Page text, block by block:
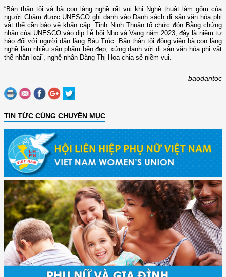
“Bản thân tôi và bà con làng nghề rất vui khi Nghệ thuật làm gốm của
người Chăm được UNESCO ghi danh vào Danh sách di sản văn hóa phi
vật thể cần bảo vệ khẩn cấp. Tỉnh Ninh Thuận tổ chức đón Bằng chứng
nhận của UNESCO vào dịp Lễ hội Nho và Vang năm 2023, đây là niềm tự
hào đối với người dân làng Bàu Trúc. Bản thân tôi động viên bà con làng
nghề làm nhiều sản phẩm bền đẹp, xứng danh với di sản văn hóa phi vật
thể nhân loại”, nghệ nhân Đàng Thị Hoa chia sẻ niềm vui.
baodantoc
TIN TỨC CÙNG CHUYÊN MỤC